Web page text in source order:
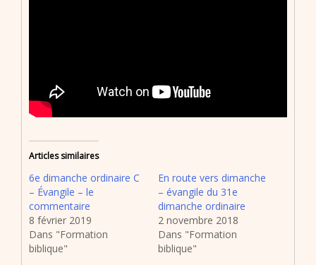
Articles similaires
6e dimanche ordinaire C
– Évangile – le
commentaire
8 février 2019
Dans "Formation
biblique"
En route vers dimanche
– évangile du 31e
dimanche ordinaire
2 novembre 2018
Dans "Formation
biblique"